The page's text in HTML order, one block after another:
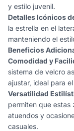
y estilo juvenil.
Detalles Icónicos
la estrella en el
manteniendo el
Beneficios
Comodidad y
sistema de velcro
ajustar, ideal para
Versatilidad
permiten que estas
atuendos y
casuales.